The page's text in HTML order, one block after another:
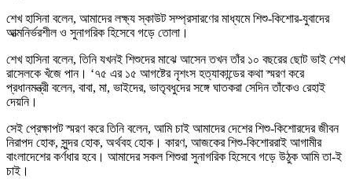
শেখ হাসিনা বলেন, আমাদের লক্ষ্য স্কাউট সম্প্রসারণের মাধ্যমে শিশু-কিশোর-যুবাদের
আত্মনির্ভরশীল ও সুনাগরিক হিসেবে গড়ে তোলা।
শেখ হাসিনা বলেন, তিনি যখনই শিশুদের মাঝে আসেন তখন তাঁর ১০ বছরের ছোট ভাই শেখ
রাসেলকে খঁজে পান। ‘৭৫ এর ১৫ আগষ্টের নৃশংস হত্যাকান্ডের কথা স্মরণ করে
প্রধানমন্ত্রী বলেন, বাবা, মা, ভাইদের, ভাতৃবধুদের সঙ্গে ঘাতকরা সেদিন তাঁকেও রেহাই
দেয়নি।
সেই প্রেক্ষাপট স্মরণ করে তিনি বলেন, আমি চাই আমাদের দেশের শিশু-কিশোরদের জীবন
নিরাপদ হোক, সুন্দর হোক, অর্থবহ হোক। কারণ, আজকের শিশু-কিশোররাই আগামীর
বাংলাদেশের কর্ণধার হবে। আমাদের সকল শিশুরা সুনাগরিক হিসেবে গড়ে উঠুক আমি তা-ই
চাই।